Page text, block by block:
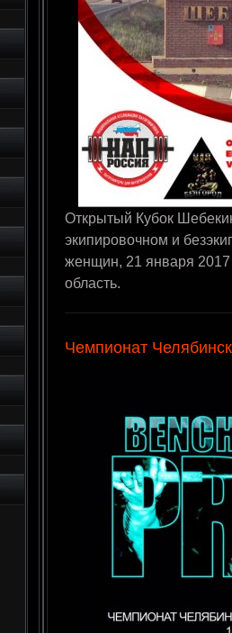
Открытый Кубок
экипировочном и
женщин, 21 января 2017
область.
Чемпионат